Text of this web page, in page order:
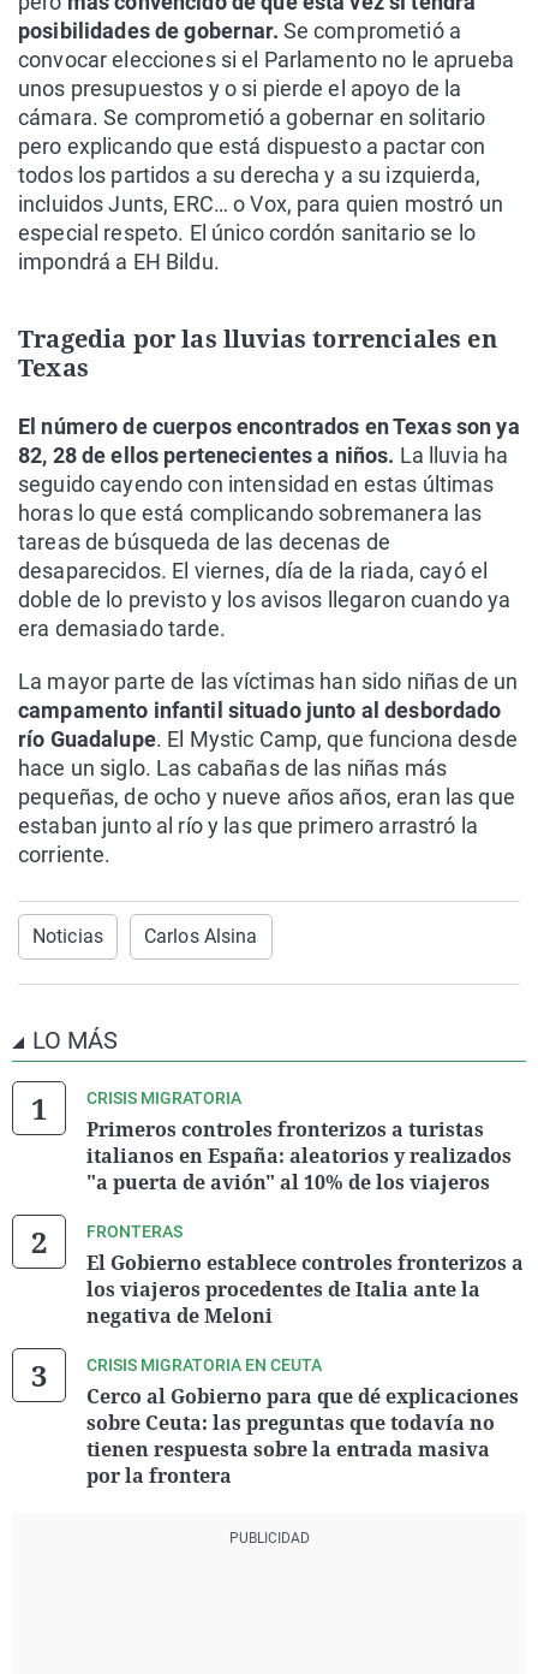
posibilidades de gobernar. Se comprometió a
convocar elecciones si el Parlamento no le aprueba
unos presupuestos y o si pierde el apoyo de la
cámara. Se comprometió a gobernar en solitario
pero explicando que está dispuesto a pactar con
todos los partidos a su derecha y a su izquierda,
incluidos Junts, ERC… o Vox, para quien mostró un
especial respeto. El único cordón sanitario se lo
impondrá a EH Bildu.
Tragedia por las lluvias torrenciales en
Texas
El número de cuerpos encontrados en Texas son ya
82, 28 de ellos pertenecientes a niños. La lluvia ha
seguido cayendo con intensidad en estas últimas
horas lo que está complicando sobremanera las
tareas de búsqueda de las decenas de
desaparecidos. El viernes, día de la riada, cayó el
doble de lo previsto y los avisos llegaron cuando ya
era demasiado tarde.
La mayor parte de las víctimas han sido niñas de un
campamento infantil situado junto al desbordado
río Guadalupe. El Mystic Camp, que funciona desde
hace un siglo. Las cabañas de las niñas más
pequeñas, de ocho y nueve años años, eran las que
estaban junto al río y las que primero arrastró la
corriente.
Noticias Carlos Alsina
LO MÁS
CRISIS MIGRATORIA
Primeros controles fronterizos a turistas
italianos en España: aleatorios y realizados
"a puerta de avión" al 10% de los viajeros
FRONTERAS
El Gobierno establece controles fronterizos a
los viajeros procedentes de Italia ante la
negativa de Meloni
CRISIS MIGRATORIA EN CEUTA
Cerco al Gobierno para que dé explicaciones
sobre Ceuta: las preguntas que todavía no
tienen respuesta sobre la entrada masiva
por la frontera